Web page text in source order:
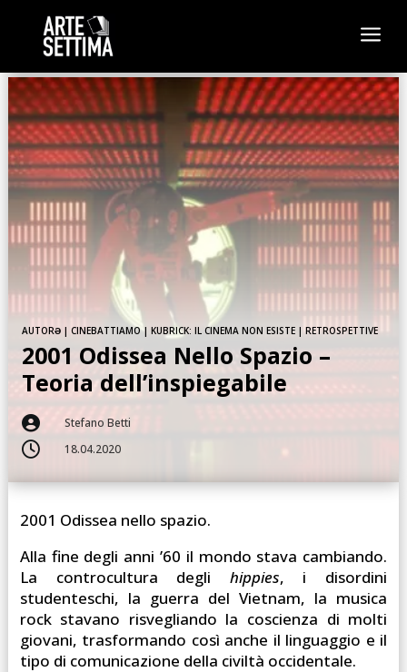
a
AUTORƏ| CINEBATTIAMO| KUBRICK: IL CINEMA NON ESISTE| RETROSPETTIVE
2001 Odissea Nello Spazio –
Teoria dell’inspiegabile
 Stefano Betti
 18.04.2020
2001 Odissea nello spazio.
Alla fine degli anni ’60 il mondo stava cambiando.
La controcultura degli hippies, i disordini
studenteschi, la guerra del Vietnam, la musica
rock stavano risvegliando la coscienza di molti
giovani, trasformando così anche il linguaggio e il
tipo di comunicazione della civiltà occidentale.